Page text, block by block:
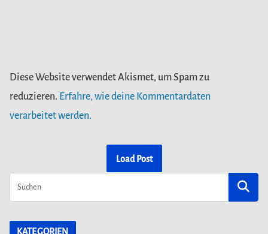
Diese Website verwendet Akismet, um Spam zu
reduzieren. Erfahre, wie deine Kommentardaten
verarbeitet werden.
Load Post
KATEGORIEN